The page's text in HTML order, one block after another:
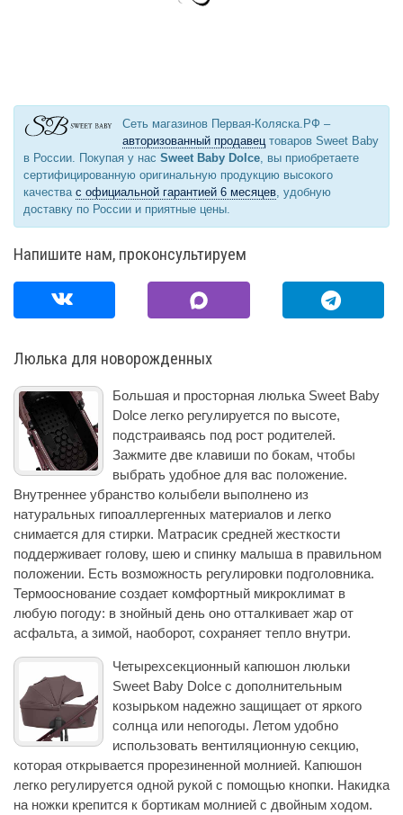
Сеть магазинов Первая-Коляска.РФ –
авторизованный продавецтоваров Sweet Baby
в России. Покупая у нас Sweet Baby Dolce, вы приобретаете
сертифицированную оригинальную продукцию высокого
качества с официальной гарантией 6 месяцев, удобную
доставку по России и приятные цены.
Напишите нам, проконсультируем
Люлька для новорожденных
Большая и просторная люлька Sweet Baby
Dolce легко регулируется по высоте,
подстраиваясь под рост родителей.
Зажмите две клавиши по бокам, чтобы
выбрать удобное для вас положение.
Внутреннее убранство колыбели выполнено из
натуральных гипоаллергенных материалов и легко
снимается для стирки. Матрасик средней жесткости
поддерживает голову, шею и спинку малыша в правильном
положении. Есть возможность регулировки подголовника.
Термооснование создает комфортный микроклимат в
любую погоду: в знойный день оно отталкивает жар от
асфальта, а зимой, наоборот, сохраняет тепло внутри.
Четырехсекционный капюшон люльки
Sweet Baby Dolce с дополнительным
козырьком надежно защищает от яркого
солнца или непогоды. Летом удобно
использовать вентиляционную секцию,
которая открывается прорезиненной молнией. Капюшон
легко регулируется одной рукой с помощью кнопки. Накидка
на ножки крепится к бортикам молнией с двойным ходом.